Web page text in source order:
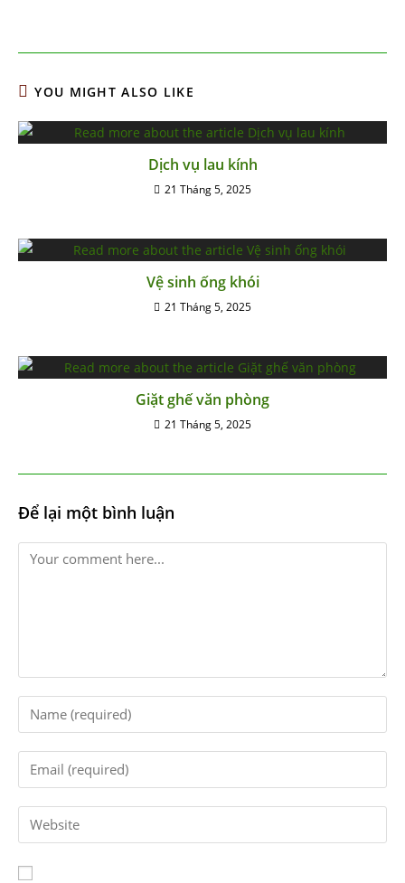
YOU MIGHT ALSO LIKE
Dịch vụ lau kính
21 Tháng 5, 2025
Vệ sinh ống khói
21 Tháng 5, 2025
Giặt ghế văn phòng
21 Tháng 5, 2025
Để lại một bình luận